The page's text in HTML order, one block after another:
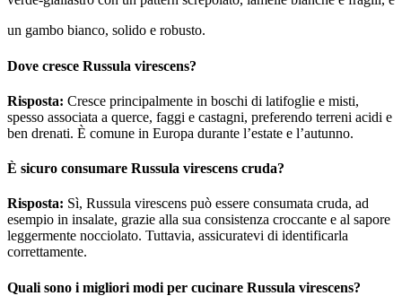
un gambo bianco, solido e robusto.
Dove cresce Russula virescens?
Risposta: Cresce principalmente in boschi di latifoglie e misti,
spesso associata a querce, faggi e castagni, preferendo terreni acidi e
ben drenati. È comune in Europa durante l’estate e l’autunno.
È sicuro consumare Russula virescens cruda?
Risposta: Sì, Russula virescens può essere consumata cruda, ad
esempio in insalate, grazie alla sua consistenza croccante e al sapore
leggermente nocciolato. Tuttavia, assicuratevi di identificarla
correttamente.
Quali sono i migliori modi per cucinare Russula virescens?